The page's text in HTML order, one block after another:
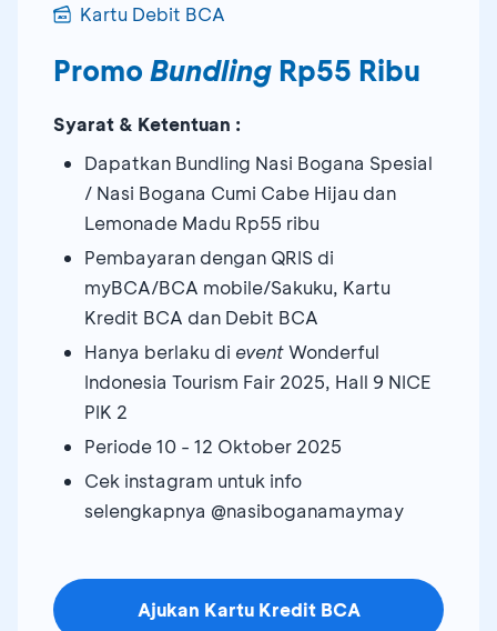
Kartu Debit BCA
Promo Bundling Rp55 Ribu
Syarat & Ketentuan :
Dapatkan Bundling Nasi Bogana Spesial
/ Nasi Bogana Cumi Cabe Hijau dan
Lemonade Madu Rp55 ribu
Pembayaran dengan QRIS di
myBCA/BCA mobile/Sakuku, Kartu
Kredit BCA dan Debit BCA
Hanya berlaku di eventWonderful
Indonesia Tourism Fair 2025, Hall 9 NICE
PIK 2
Periode 10 - 12 Oktober 2025
Cek instagram untuk info
selengkapnya @nasiboganamaymay
Ajukan Kartu Kredit BCA